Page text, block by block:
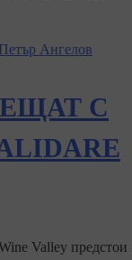
Петър Ангелов
С
Valley предстои